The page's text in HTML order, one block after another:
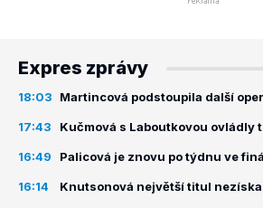
Expres zprávy
18:03 Martincová podstoupila další
17:43 Kučmová s Laboutkovou ovládly
16:49 Palicová je znovu po týdnu ve
16:14 Knutsonová největší titul